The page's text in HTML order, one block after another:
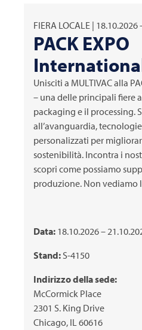
FIERA LOCALE | 18.10.2026
PACK EXPO
Unisciti a MULTIVACalla
– una delle principali fiere
packaging e il processing.
all’avanguardia,
personalizzati per
sostenibilità. Incontra i
scopri come possiamo
produzione. Non vediamo
Data: 18.10.2026 –
Stand: S-4150
Indirizzo della sede:
McCormick Place
2301 S. King Drive
Chicago, IL 60616